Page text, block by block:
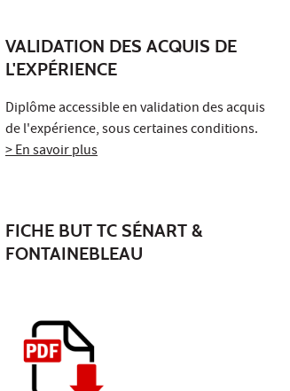
VALIDATION DES ACQUIS DE
L'EXPÉRIENCE
Diplôme accessible en validation des acquis
de l'expérience, sous certaines conditions.
> En savoir plus
FICHE BUT TC SÉNART &
FONTAINEBLEAU